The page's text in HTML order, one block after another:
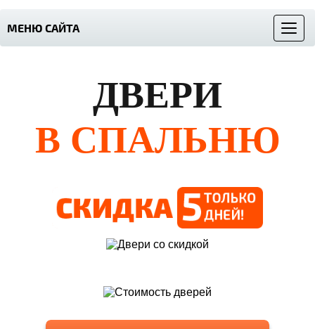
Меню
МЕНЮ САЙТА
ДВЕРИ
В СПАЛЬНЮ